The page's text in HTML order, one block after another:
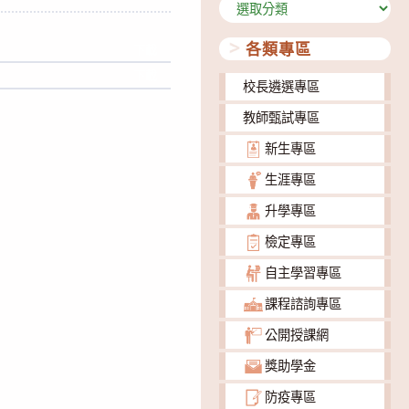
類
各類專區
校長遴選專區
教師甄試專區
新生專區
生涯專區
升學專區
檢定專區
自主學習專區
課程諮詢專區
公開授課網
獎助學金
防疫專區